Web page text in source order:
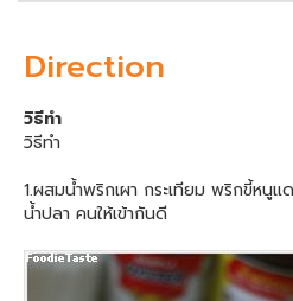
Direction
วิธีทำ
วิธีทำ
1.ผสมน้ำพริกเผา กระเทียม พริกขี้หนูแ
น้ำปลา คนให้เข้ากันดี